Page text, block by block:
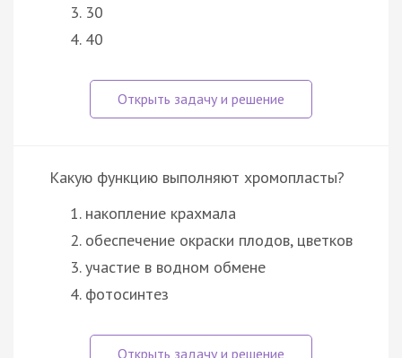
30
40
Какую функцию выполняют хромопласты?
накопление крахмала
обеспечение окраски плодов, цветков
участие в водном обмене
фотосинтез